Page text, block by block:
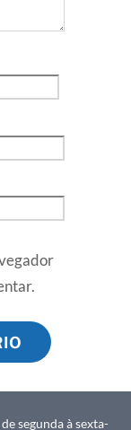
segunda à sexta-